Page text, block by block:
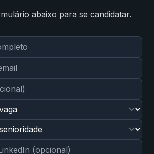
abaixo para se candidatar.